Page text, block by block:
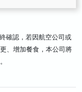
確認，若因航空公司或
、增加餐食，本公司將